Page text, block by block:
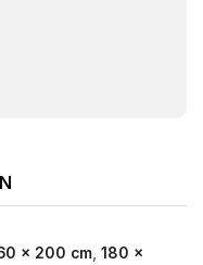
x 200 cm, 180 x